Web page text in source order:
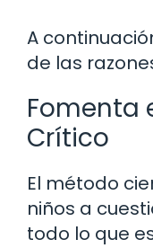
A
de las
Fomenta
Crítico
El método
niños a
todo lo que